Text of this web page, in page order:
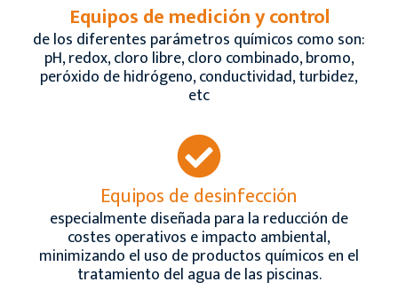
Equipos de medición y control
de los diferentes parámetros químicos como son:
pH, redox, cloro libre, cloro combinado, bromo,
peróxido de hidrógeno, conductividad, turbidez,
etc
Equipos de desinfección
especialmente diseñada para la reducción de
costes operativos e impacto ambiental,
minimizando el uso de productos químicos en el
tratamiento del agua de las piscinas.